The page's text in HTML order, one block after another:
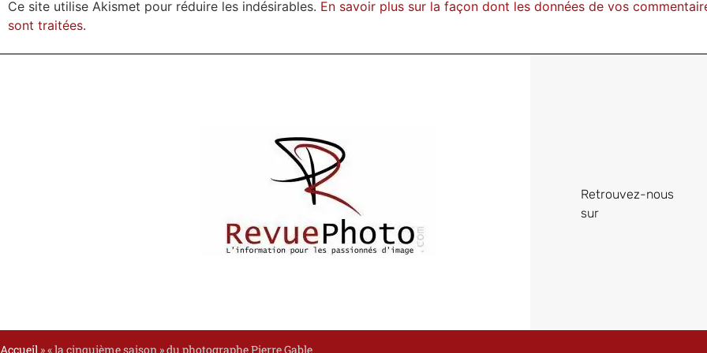
Ce site utilise Akismet pour réduire les indésirables. En savoir plus sur la façon dont les données de vos
sont traitées.
Retrouvez-nous
sur
Accueil »« la cinquième saison » du photographe Pierre Gable